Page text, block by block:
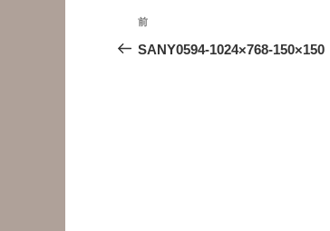
投
稿
前
の
前
SANY0594-1024×768-150×150